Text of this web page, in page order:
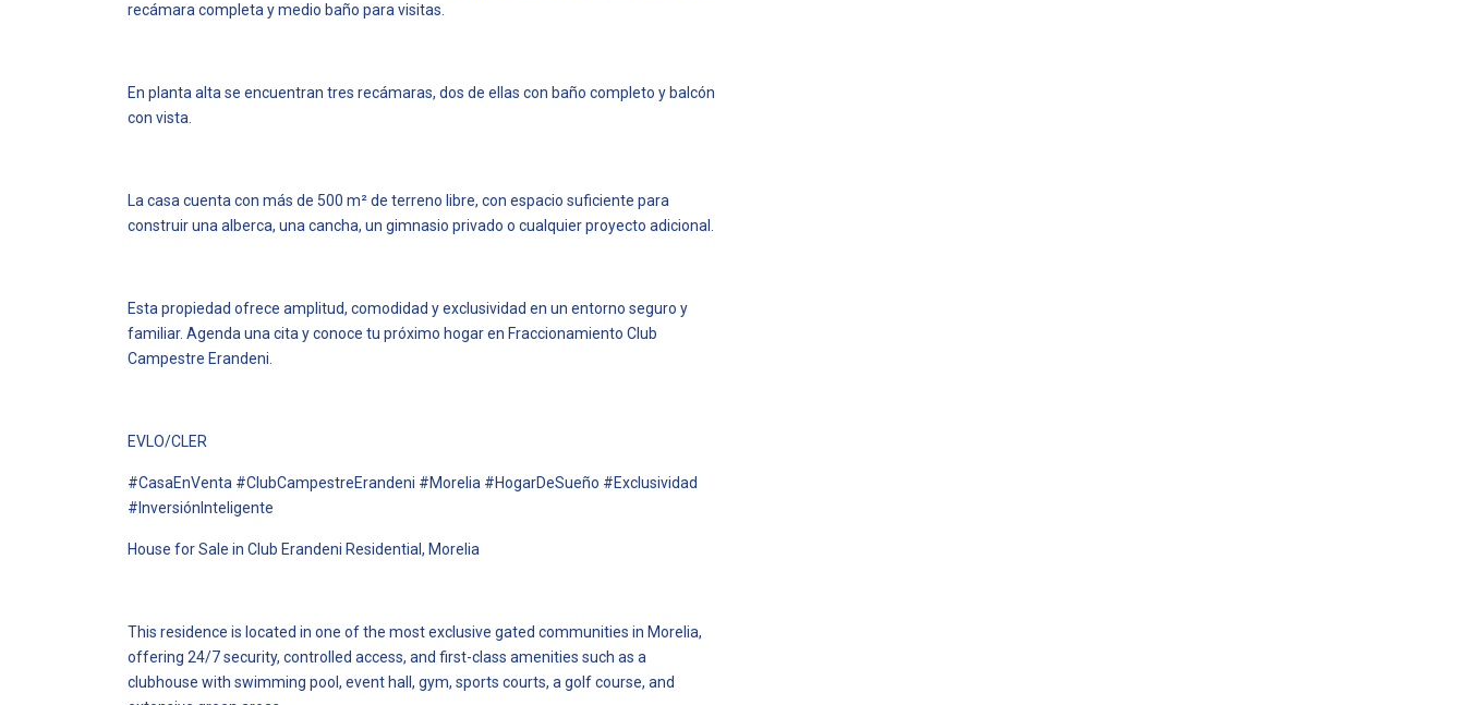
recámara completa y medio baño para visitas.
En planta alta se encuentran tres recámaras, dos de ellas con baño completo y balcón
con vista.
La casa cuenta con más de 500 m² de terreno libre, con espacio suficiente para
construir una alberca, una cancha, un gimnasio privado o cualquier proyecto adicional.
Esta propiedad ofrece amplitud, comodidad y exclusividad en un entorno seguro y
familiar. Agenda una cita y conoce tu próximo hogar en Fraccionamiento Club
Campestre Erandeni.
EVLO/CLER
#CasaEnVenta #ClubCampestreErandeni #Morelia #HogarDeSueño #Exclusividad
#InversiónInteligente
House for Sale in Club Erandeni Residential, Morelia
This residence is located in one of the most exclusive gated communities in Morelia,
offering 24/7 security, controlled access, and first-class amenities such as a
clubhouse with swimming pool, event hall, gym, sports courts, a golf course, and